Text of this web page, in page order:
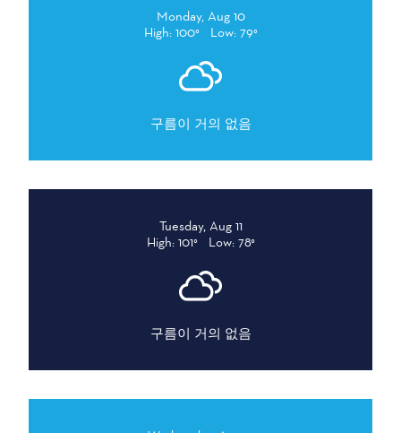
Monday, Aug 10
High: 100°
Low: 79°
구름이 거의 없음
Tuesday, Aug 11
High: 101°
Low: 78°
구름이 거의 없음